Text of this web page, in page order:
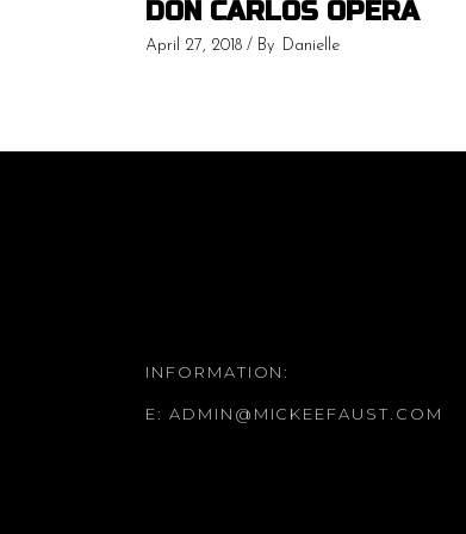
DON CARLOS OPERA
April 27, 2018 By Danielle
INFORMATION:
E: ADMIN@MICKEEFAUST.COM